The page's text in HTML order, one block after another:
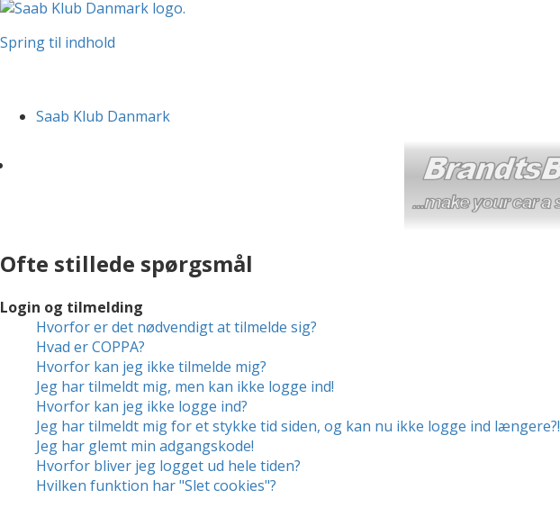
Spring til indhold
Saab Klub Danmark
Ofte stillede spørgsmål
Login og tilmelding
Hvorfor er det nødvendigt at tilmelde sig?
Hvad er COPPA?
Hvorfor kan jeg ikke tilmelde mig?
Jeg har tilmeldt mig, men kan ikke logge ind!
Hvorfor kan jeg ikke logge ind?
Jeg har tilmeldt mig for et stykke tid siden, og kan nu ikke logge ind længere?!
Jeg har glemt min adgangskode!
Hvorfor bliver jeg logget ud hele tiden?
Hvilken funktion har "Slet cookies"?